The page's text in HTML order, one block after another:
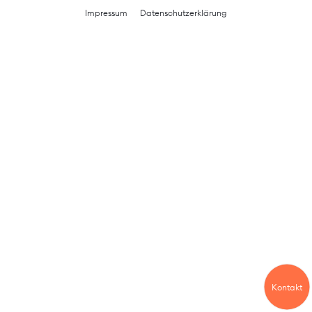
Kontakt
Impressum Datenschutzerklärung